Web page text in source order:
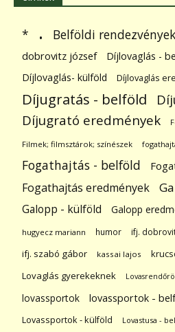
* . Belföldi rendezvények
dobrovitz józsef
Díjlovaglás -
Díjlovaglás- külföld
Díjlovaglás
Díjugratás - belföld
Díjugrató eredmények
Filmek; filmsztárok; színészek
Fogathajtás - belföld
Fogathajtás eredmények
Galopp - külföld Galopp
hugyecz mariann humor ifj.
ifj. szabó gábor kassai lajos
Lovaglás gyerekeknek
lovassportok lovassportok -
Lovassportok - külföld Lovastusa -